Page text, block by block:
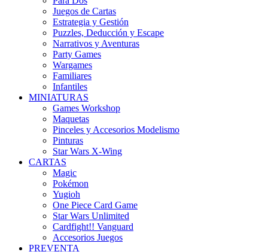
Juegos de Cartas
Estrategia y Gestión
Puzzles, Deducción y Escape
Narrativos y Aventuras
Party Games
Wargames
Familiares
Infantiles
MINIATURAS
Games Workshop
Maquetas
Pinceles y Accesorios Modelismo
Pinturas
Star Wars X-Wing
CARTAS
Magic
Pokémon
Yugioh
One Piece Card Game
Star Wars Unlimited
Cardfight!! Vanguard
Accesorios Juegos
PREVENTA